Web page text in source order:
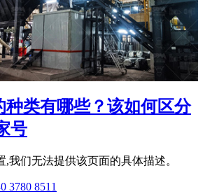
种类有哪些？该如何区分
号
,我们无法提供该页面的具体描述。
3780 8511